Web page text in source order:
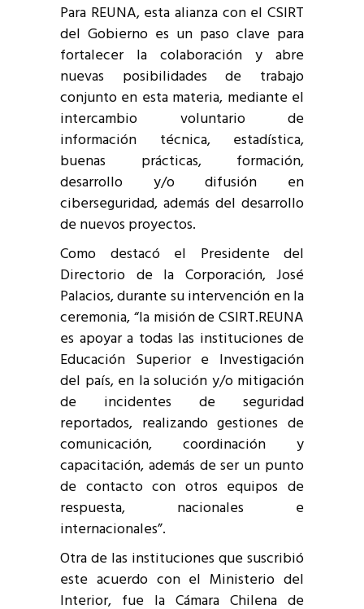
Para REUNA, esta alianza con el CSIRT
del Gobierno es un paso clave para
fortalecer la colaboración y abre
nuevas posibilidades de trabajo
conjunto en esta materia, mediante el
intercambio voluntario de
información técnica, estadística,
buenas prácticas, formación,
desarrollo y/o difusión en
ciberseguridad, además del desarrollo
de nuevos proyectos.
Como destacó el Presidente del
Directorio de la Corporación, José
Palacios, durante su intervención en la
ceremonia, “la misión de CSIRT.REUNA
es apoyar a todas las instituciones de
Educación Superior e Investigación
del país, en la solución y/o mitigación
de incidentes de seguridad
reportados, realizando gestiones de
comunicación, coordinación y
capacitación, además de ser un punto
de contacto con otros equipos de
respuesta, nacionales e
internacionales”.
Otra de las instituciones que suscribió
este acuerdo con el Ministerio del
Interior, fue la Cámara Chilena de